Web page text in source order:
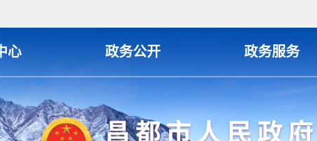
心 政务公开 政务服务